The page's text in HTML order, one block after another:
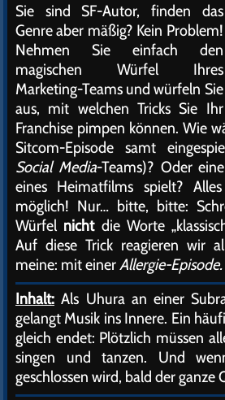
Sie sind SF-Autor, finden das
Genre aber mäßig? Kein Problem!
Nehmen Sie einfach den
magischen Würfel Ihres
Marketing-Teams und würfeln Sie
aus, mit welchen Tricks Sie Ihr
Franchise pimpen können. Wie
Sitcom-Episode samt
Social Media-Teams)? Oder
eines Heimatfilms spielt?
möglich! Nur… bitte, bitte:
Würfel nichtdie Worte
Auf diese Trick reagieren wir
meine: mit einerAllergie-Episode.
Inhalt: Als Uhura an einer
gelangt Musik ins Innere. Ein
gleich endet: Plötzlich müssen
singen und tanzen. Und
geschlossen wird, bald der ganze